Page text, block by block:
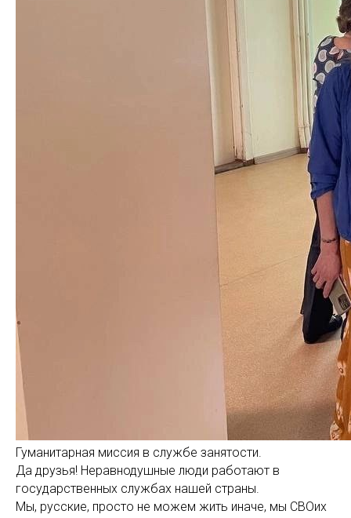
Гуманитарная миссия в службе занятости.
Да друзья! Неравнодушные люди работают в
государственных службах нашей страны.
Мы, русские, просто не можем жить иначе, мы СВОих